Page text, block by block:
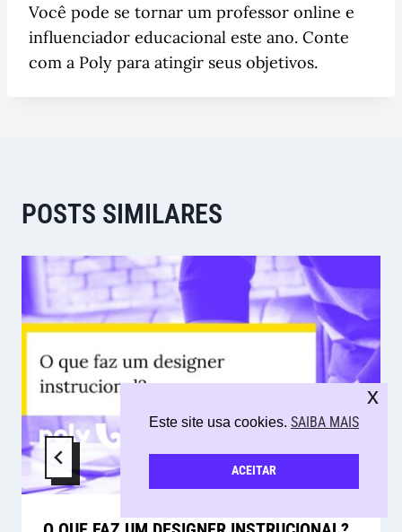
Você pode se tornar um professor online e
influenciador educacional este ano. Conte
com a Poly para atingir seus objetivos.
POSTS SIMILARES
Este site usa cookies. SAIBA MAIS
ACEITAR
x